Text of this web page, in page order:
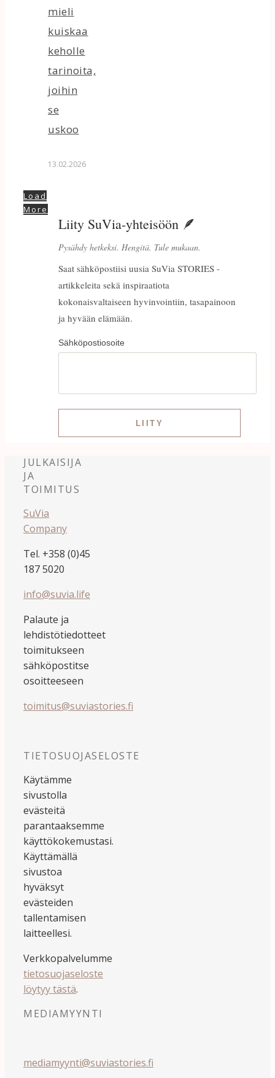
mieli
kuiskaa
keholle
tarinoita,
joihin
se
uskoo
13.02.2026
Load
More
Liity SuVia-yhteisöön 🪶
Pysähdy hetkeksi. Hengitä. Tule mukaan.
Saat sähköpostiisi uusia SuVia STORIES -
artikkeleita sekä inspiraatiota
kokonaisvaltaiseen hyvinvointiin, tasapainoon
ja hyvään elämään.
Sähköpostiosoite
JULKAISIJA
JA
TOIMITUS
SuVia
Company
Tel. +358 (0)45
187 5020
info@suvia.life
Palaute ja
lehdistötiedotteet
toimitukseen
sähköpostitse
osoitteeseen
toimitus@suviastories.fi
TIETOSUOJASELOSTE
Käytämme
sivustolla
evästeitä
parantaaksemme
käyttökokemustasi.
Käyttämällä
sivustoa
hyväksyt
evästeiden
tallentamisen
laitteellesi.
Verkkopalvelumme
tietosuojaseloste
löytyy tästä.
MEDIAMYYNTI
mediamyynti@suviastories.fi